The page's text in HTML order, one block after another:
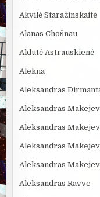
Akvilė Staražinskaitė
Alanas Chošnau
Aldutė Astrauskienė
Alekna
Aleksandras
Aleksandras
Aleksandras
Aleksandras
Aleksandras
Aleksandras Ravve